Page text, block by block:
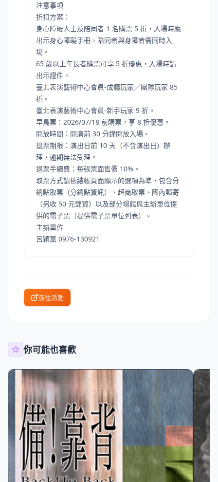
注意事項
折扣方案：
身心障礙人士及陪同者 1 名購票 5 折，入場時應
出示身心障礙手冊，陪同者與身障者需同時入
場。
65 歲以上年長者購票可享 5 折優惠，入場時請
出示證件。
臺北表演藝術中心會員‑成癮玩家／團隊玩家 85
折。
臺北表演藝術中心會員‑新手玩家 9 折。
早鳥票：2026/07/18 前購票，享 8 折優惠。
開放時間：開演前 30 分鐘開放入場。
退票期限：演出日前 10 天（不含演出日）辦
理，逾期無法受理。
退票手續費：每張票面售價 10%。
取票方式請依結帳頁面顯示的選項為準，包含分
銷點取票（分銷點資訊）、超商取票、國內郵寄
（另收 50 元郵資）以及部分場館與主辦單位提
供的電子票（提供電子票單位列表）。
主辦單位
呂穎薰 0976-130921
前往活動
你可能也喜歡